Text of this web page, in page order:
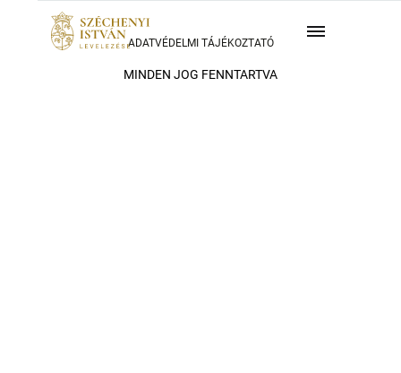
MINDEN JOG FENNTARTVA
ADATVÉDELMI TÁJÉKOZTATÓ